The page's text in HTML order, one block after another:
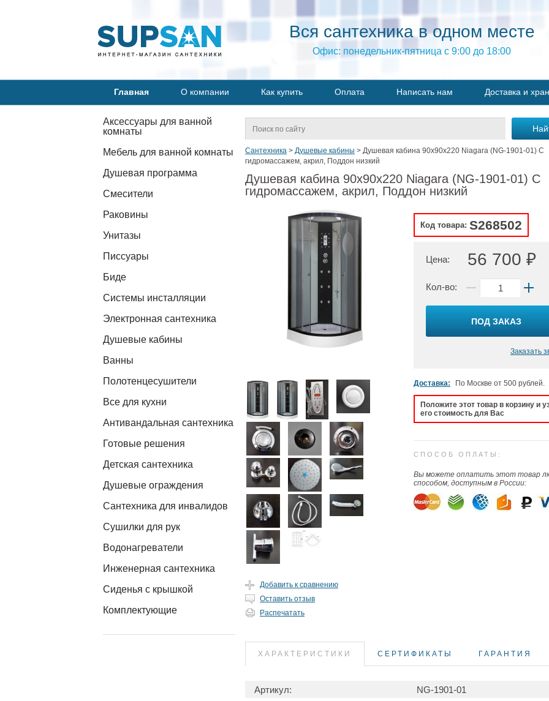
Вся сантехника в одном месте
Офис: понедельник-пятница с 9:00 до 18:00
Главная О компании Как купить Оплата Написать нам Доставка и
Аксессуары для ванной
комнаты
Мебель для ванной комнаты
Душевая программа
Смесители
Раковины
Унитазы
Писсуары
Биде
Системы инсталляции
Электронная сантехника
Душевые кабины
Ванны
Полотенцесушители
Все для кухни
Антивандальная сантехника
Готовые решения
Детская сантехника
Душевые ограждения
Сантехника для инвалидов
Сушилки для рук
Водонагреватели
Инженерная сантехника
Сиденья с крышкой
Комплектующие
Сантехника > Душевые кабины > Душевая кабина 90x90x220 Niagara (NG-1901-01) С
гидромассажем, акрил, Поддон низкий
Душевая кабина 90x90x220 Niagara (NG-1901-01) С
гидромассажем, акрил, Поддон низкий
Добавить к сравнению
Оставить отзыв
Распечатать
Код товара: S268502
Цена: 56 700 ₽
Кол-во:
ПОД ЗАКАЗ
Заказать
Доставка: По Москве от 500 рублей.
Положите этот товар в корзину и
его стоимость для Вас
СПОСОБ ОПЛАТЫ:
Вы можете оплатить этот товар
способом, доступным в России:
ХАРАКТЕРИСТИКИ СЕРТИФИКАТЫ ГАРАНТИЯ
Артикул:
NG-1901-01